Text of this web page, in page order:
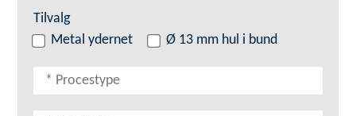
Tilvalg
Metal ydernet
Ø 13 mm hul i bund